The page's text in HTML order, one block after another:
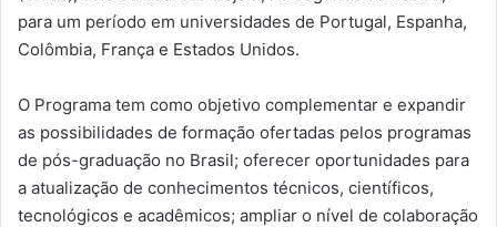
para um período em universidades de Portugal, Espanha,
Colômbia, França e Estados Unidos.
O Programa tem como objetivo complementar e expandir
as possibilidades de formação ofertadas pelos programas
de pós-graduação no Brasil; oferecer oportunidades para
a atualização de conhecimentos técnicos, científicos,
tecnológicos e acadêmicos; ampliar o nível de colaboração